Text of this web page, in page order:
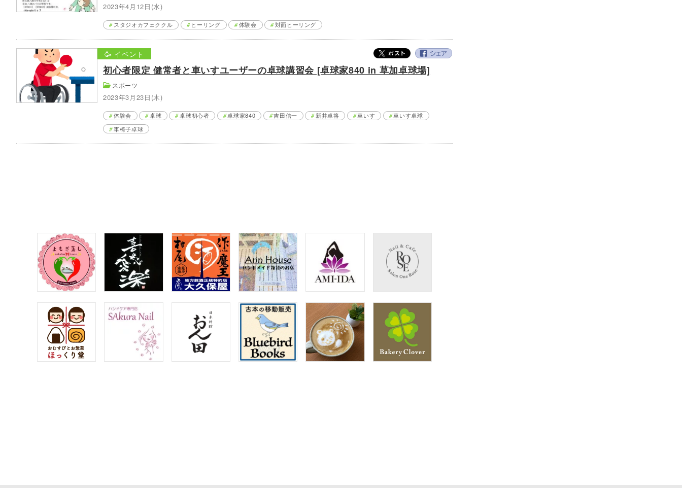
2023年4月12日(水)
スタジオカフェククル ヒーリング 体験会 対面ヒーリング
初心者限定 健常者と車いすユーザーの卓球講習会 [卓球家840 in 草加卓球場]
スポーツ
2023年3月23日(木)
🥳 イベント
体験会 卓球 卓球初心者 卓球家840 吉田信一 新井卓将 車いす
車いす卓球
車椅子卓球